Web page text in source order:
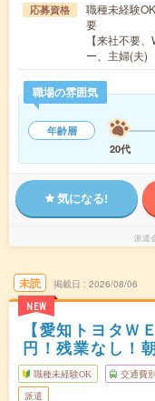
応募資格
職種未経験
要
【来社不要
ー、主婦(夫
職場の雰囲気
年齢層
20代
気になる!
派遣
未読
NEW
掲載日 2026/08/06
【愛知トヨタＷ
円！残業なし！
職種未経験OK 交通費
派遣